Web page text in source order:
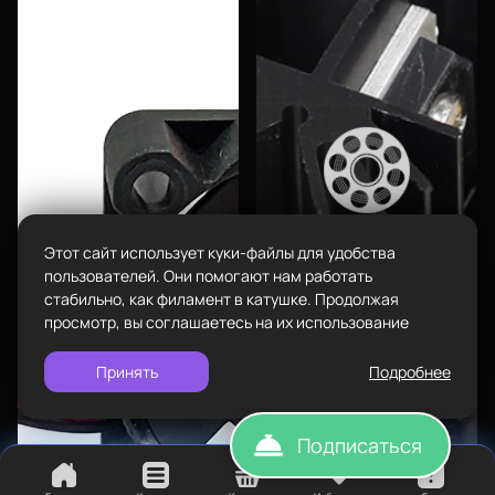
Пластик BestFilament
Сопутствующие товары
Подарочные сертификаты
проложить
маршрут
Пн-Вс с 10:00 до 18:00
Задать вопрос
info@bestfilament.ru написать
Политика конфиденциальности
Этот сайт использует куки-файлы для удобства
пользователей. Они помогают нам работать
стабильно, как филамент в катушке. Продолжая
просмотр, вы соглашаетесь на их использование
Принять Подробнее
Подписаться